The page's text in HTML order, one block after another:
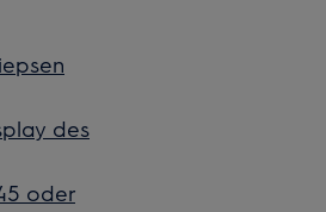
des
oder